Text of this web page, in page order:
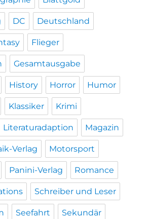
DC Deutschland
Flieger
Gesamtausgabe
History Horror Humor
Klassiker Krimi
Literaturadaption Magazin
Verlag Motorsport
Panini-Verlag Romance
Schreiber und Leser
Seefahrt Sekundär